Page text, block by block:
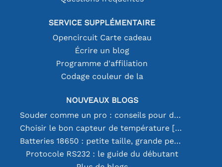
SERVICE SUPPLÉMENTAIRE
Opencircuit Carte cadeau
Écrire un blog
Programme d'affiliation
Codage couleur de la
NOUVEAUX BLOGS
Souder comme un pro : conseils pour des connexions électroniques parfaites
Choisir le bon capteur de température [youtube]
Batteries 18650 : petite taille, grande performance
Protocole RS232 : le guide du débutant